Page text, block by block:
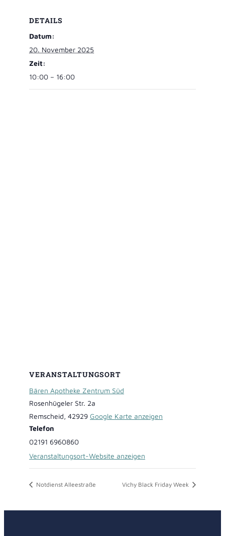
DETAILS
Datum:
20. November 2025
Zeit:
10:00 – 16:00
VERANSTALTUNGSORT
Bären Apotheke Zentrum Süd
Rosenhügeler Str. 2a
Remscheid, 42929 Google Karte anzeigen
Telefon
02191 6960860
Veranstaltungsort-Website anzeigen
Notdienst Alleestraße Vichy Black Friday Week